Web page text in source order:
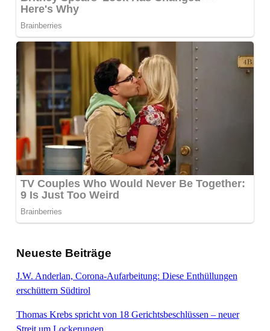
Neueste Beiträge
J.W. Anderlan, Corona-Aufarbeitung: Diese Enthüllungen
erschüttern Südtirol
Thomas Krebs spricht von 18 Gerichtsbeschlüssen – neuer
Streit um Lockerungen